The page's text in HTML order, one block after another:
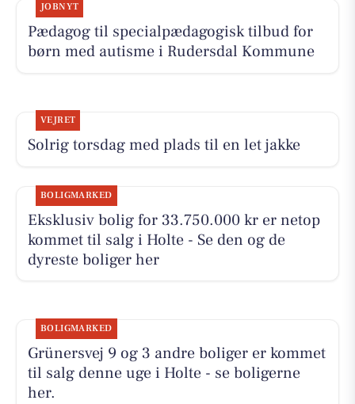
JOBNYT
Pædagog til specialpædagogisk tilbud for
børn med autisme i Rudersdal Kommune
VEJRET
Solrig torsdag med plads til en let jakke
BOLIGMARKED
Eksklusiv bolig for 33.750.000 kr er netop
kommet til salg i Holte - Se den og de
dyreste boliger her
BOLIGMARKED
Grünersvej 9 og 3 andre boliger er kommet
til salg denne uge i Holte - se boligerne
her.